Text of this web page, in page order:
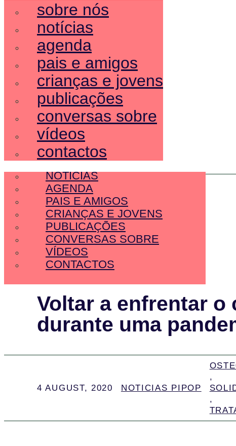
sobre nós
notícias
agenda
pais e amigos
crianças e jovens
publicações
conversas sobre
vídeos
contactos
SOBRE NÓS
NOTÍCIAS
AGENDA
PAIS E AMIGOS
CRIANÇAS E JOVENS
PUBLICAÇÕES
CONVERSAS SOBRE
VÍDEOS
CONTACTOS
Voltar a enfrentar o
durante uma
4 AUGUST, 2020 NOTICIAS PIPOP
,
,